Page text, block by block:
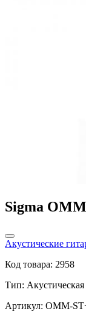
Sigma
Акустические
Код товара: 2958
Тип: Акустическая
Артикул: OMM-